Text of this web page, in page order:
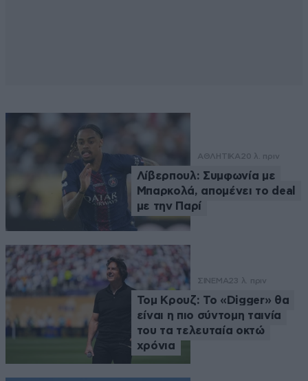
ΑΘΛΗΤΙΚΑ 20 λ. πριν
Λίβερπουλ: Συμφωνία με
Μπαρκολά, απομένει το deal
με την Παρί
ΣΙΝΕΜΑ23 λ. πριν
Τομ Κρουζ: Το «Digger» θα
είναι η πιο σύντομη ταινία
του τα τελευταία οκτώ
χρόνια